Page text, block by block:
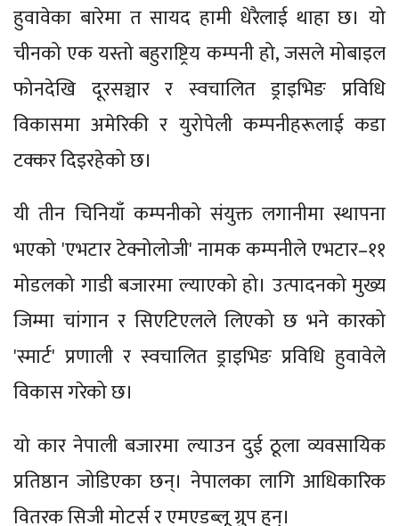
हुवावेका बारेमा त सायद हामी धेरैलाई थाहा छ। यो
चीनको एक यस्तो बहुराष्ट्रिय कम्पनी हो, जसले मोबाइल
फोनदेखि दूरसञ्चार र स्वचालित ड्राइभिङ प्रविधि
विकासमा अमेरिकी र युरोपेली कम्पनीहरूलाई कडा
टक्कर दिइरहेको छ।
यी तीन चिनियाँ कम्पनीको संयुक्त लगानीमा स्थापना
भएको 'एभटार टेक्नोलोजी' नामक कम्पनीले एभटार–११
मोडलको गाडी बजारमा ल्याएको हो। उत्पादनको मुख्य
जिम्मा चांगान र सिएटिएलले लिएको छ भने कारको
'स्मार्ट' प्रणाली र स्वचालित ड्राइभिङ प्रविधि हुवावेले
विकास गरेको छ।
यो कार नेपाली बजारमा ल्याउन दुई ठूला व्यवसायिक
प्रतिष्ठान जोडिएका छन्। नेपालका लागि आधिकारिक
वितरक सिजी मोटर्स र एमएडब्लू ग्रुप हुन्।